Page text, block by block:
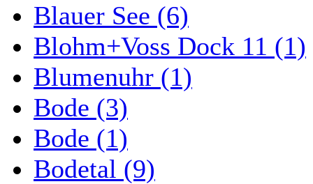
Blauer See (6)
Blohm+Voss Dock 11 (1)
Blumenuhr (1)
Bode (3)
Bode (1)
Bodetal (9)